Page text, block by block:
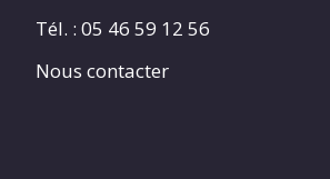
Tél. : 05 46 59 12 56
Nous contacter